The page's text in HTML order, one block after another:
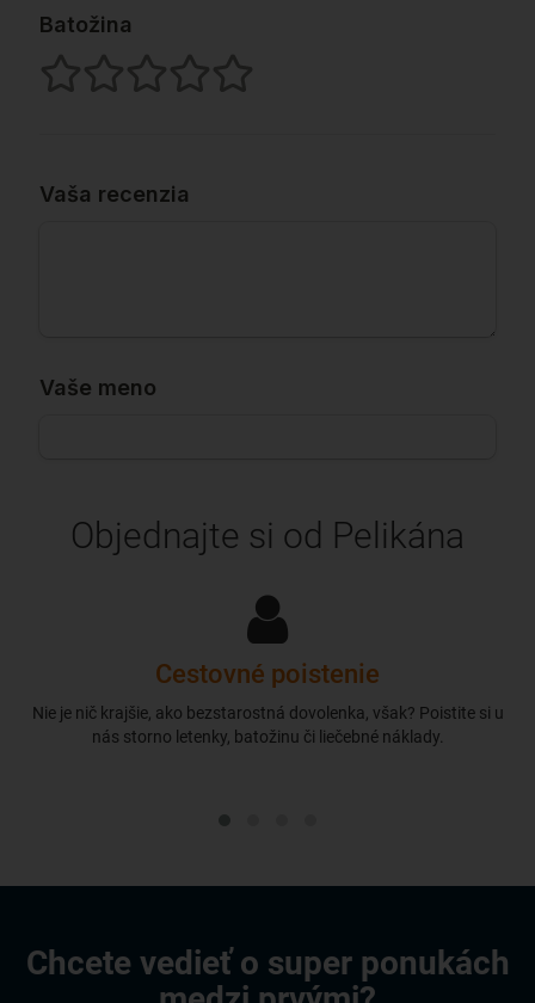
Objednajte si od Pelikána
Cestovné poistenie
Nie je nič krajšie, ako bezstarostná dovolenka, však? Poistite si u
nás storno letenky, batožinu či liečebné náklady.
Chcete vedieť o super ponukách